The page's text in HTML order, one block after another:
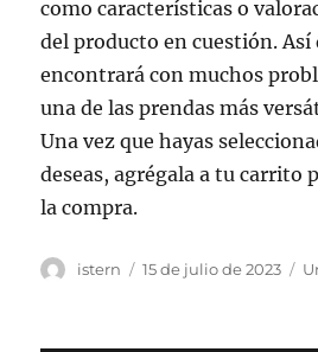
como características o
del producto en cuestión. Así
encontrará con muchos
una de las prendas más
Una vez que hayas
deseas, agrégala a tu carrito
la compra.
Autor
istern
Publicado
15 de julio de 2023